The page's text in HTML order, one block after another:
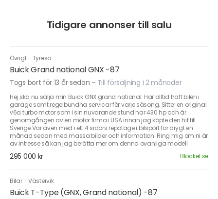
Tidigare annonser till salu
Övrigt · Tyresö
Buick Grand national GNX -87
Togs bort för 13 år sedan - Till försäljning i 2 månader
Hej ska nu sälja min Buick GNX grand national. Har alltid haft bilen i
garage samt regelbundna servicar för varje säsong. Sitter en original
v6a turbo motor som i sin nuvarande stund har 430 hp och är
genomgången av en motor firma i USA innan jag köpte den hit till
Sverige.Var även med i ett 4 sidors repotage i bilsport för drygt en
månad sedan med massa bilder och information. Ring mig om ni är
av intresse så kan jag berätta mer om denna ovanliga modell
295 000 kr Blocket.se
Bilar ·Västervik
Buick T-Type (GNX, Grand national) -87